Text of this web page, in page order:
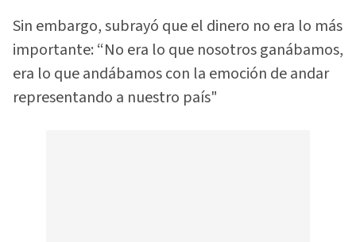
Sin embargo, subrayó que el dinero no era lo más
importante: “No era lo que nosotros ganábamos,
era lo que andábamos con la emoción de andar
representando a nuestro país"